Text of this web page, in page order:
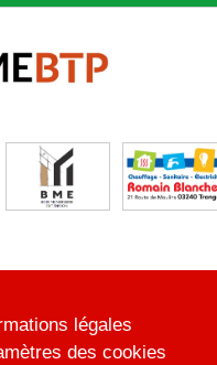
légales
des cookies